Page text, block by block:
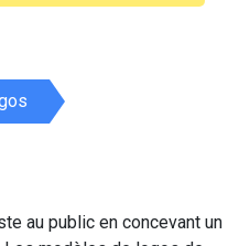
au public en concevant un